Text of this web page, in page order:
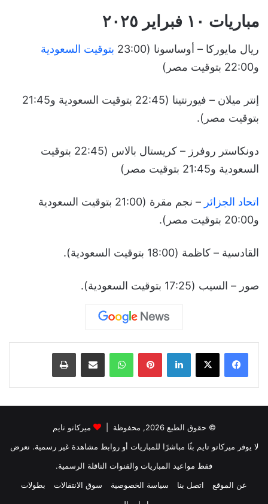
مباريات ١٠ فبراير ٢٠٢٥
ريال مايوركا – أوساسونا (23:00
بتوقيت السعودية
و22:00 بتوقيت مصر)
إنتر ميلان – فيورنتينا (22:45 بتوقيت السعودية و21:45
بتوقيت مصر).
دونكاستر روفرز – كريستال بالاس (22:45 بتوقيت
السعودية و21:45 بتوقيت مصر)
اتحاد الجزائر
– نجم مقرة (21:00 بتوقيت السعودية
و20:00 بتوقيت مصر).
القادسية – كاظمة (18:00 بتوقيت السعودية).
صور – السيب (17:25 بتوقيت السعودية).
لينكدإن بينتيريست واتساب
© حقوق الطبع 2026, محفوظة |
ميركاتو تايم
لا يوفر ميركاتو تايم بثًا مباشرًا للمباريات أو روابط مشاهدة غير رسمية. نعرض
فقط مواعيد المباريات والقنوات الناقلة الرسمية.
عن الموقع
اتصل بنا سياسة الخصوصية سوق الانتقالات
بطولات